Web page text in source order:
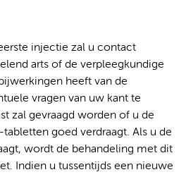
injectie zal u contact
arts of de verpleegkundige
heeft van de
vragen van uw kant te
zal gevraagd worden of u de
goed verdraagt. Als u de
wordt de behandeling met dit
Indien u tussentijds een nieuwe